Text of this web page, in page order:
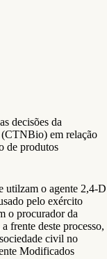
decisões da
em relação
de produtos
utilzam o agente 2,4-D
pelo exército
o procurador da
frente deste processo,
civil no
Modificados